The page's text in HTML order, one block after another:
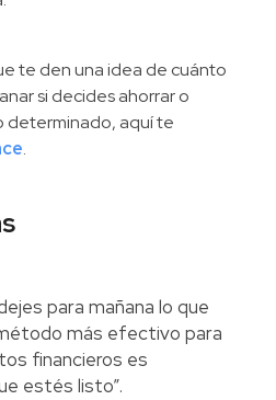
te den una idea de cuánto
si decides ahorrar o
determinado, aquí te
.
para mañana lo que
más efectivo para
financieros es
estés listo”.